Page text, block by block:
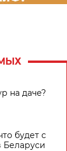
на даче?
будет с
Беларуси